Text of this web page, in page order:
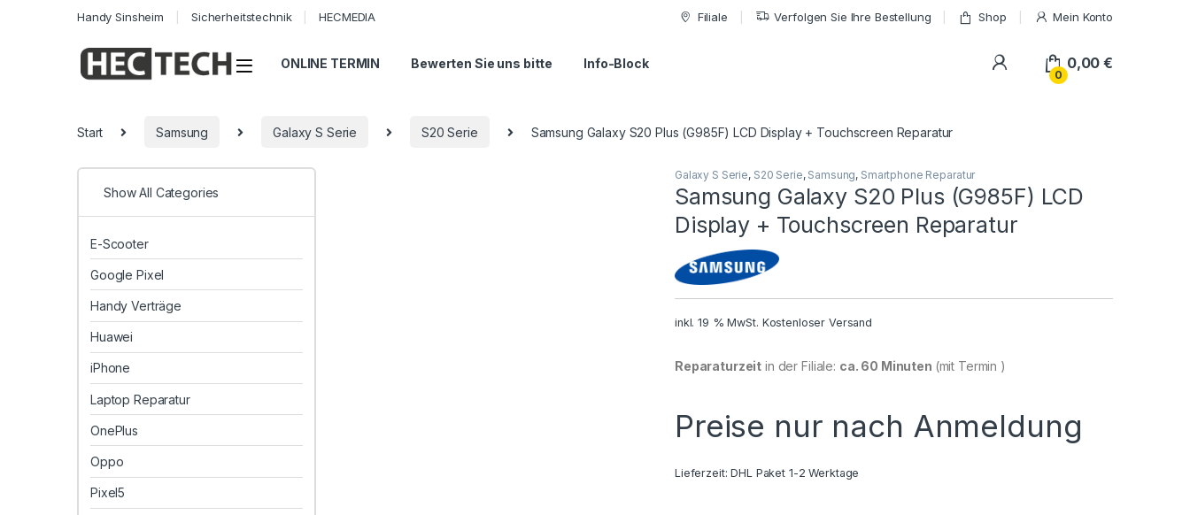
Handy Sinsheim Sicherheitstechnik HECMEDIA Filiale Verfolgen Sie Ihre Bestellung Shop Mein Konto
Open ONLINE TERMIN Bewerten Sie uns bitte Info-Block My Account
0
0,00€
Start Samsung Galaxy S Serie S20 Serie Samsung Galaxy S20 Plus (G985F) LCD Display + Touchscreen Reparatur
Galaxy S Serie, S20 Serie, Samsung, Smartphone Reparatur
Samsung Galaxy S20 Plus (G985F) LCD
Display + Touchscreen Reparatur
inkl. 19 % MwSt. Kostenloser Versand
Reparaturzeit in der Filiale: ca. 60 Minuten (mit Termin )
Preise nur nach Anmeldung
Lieferzeit:DHL Paket 1-2 Werktage
Show All Categories
E-Scooter
Google Pixel
Handy Verträge
Huawei
iPhone
Laptop Reparatur
OnePlus
Oppo
Pixel5